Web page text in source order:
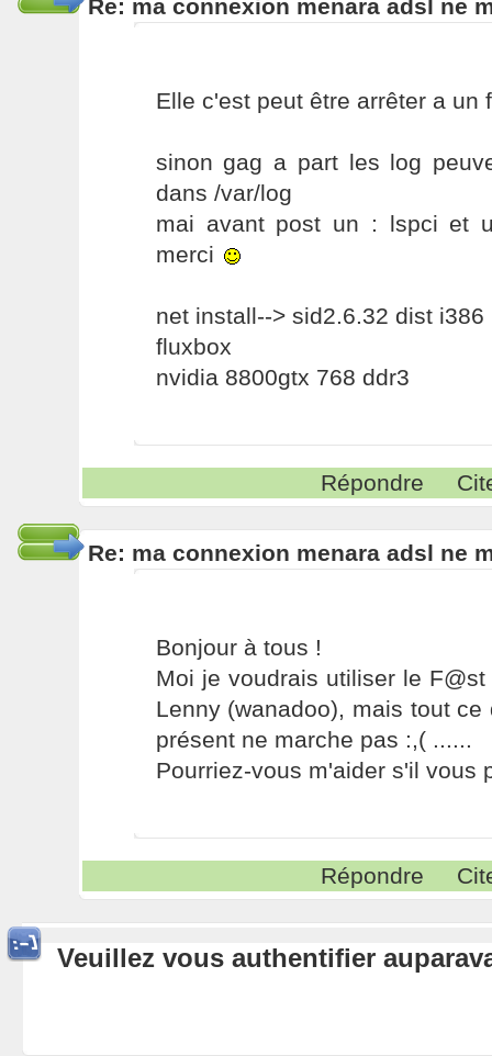
Re: ma connexion menara adsl ne
Elle c'est peut être arrêter a un
sinon gag a part les log
dans /var/log
mai avant post un : lspci et
merci
net install--> sid2.6.32 dist i386
fluxbox
nvidia 8800gtx 768 ddr3
Répondre
Re: ma connexion menara adsl ne
Bonjour à tous !
Moi je voudrais utiliser le
Lenny (wanadoo), mais tout
présent ne marche pas :,( ......
Pourriez-vous m'aider s'il vous
Répondre
Veuillez vous authentifier